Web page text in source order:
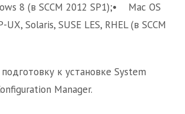
8 (в SCCM 2012 SP1);• Mac OS
UX, Solaris, SUSE LES, RHEL (в SCCM
к установке System
Manager.